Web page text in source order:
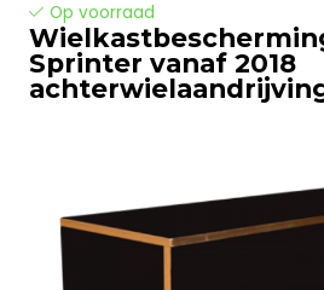
Op voorraad
Sprinter vanaf 2018